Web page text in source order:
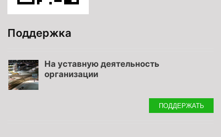
Поддержка
На уставную деятельность
организации
ПОДДЕРЖАТЬ